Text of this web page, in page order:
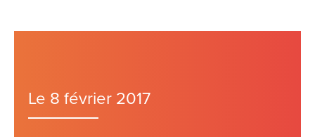
Le 8 février 2017